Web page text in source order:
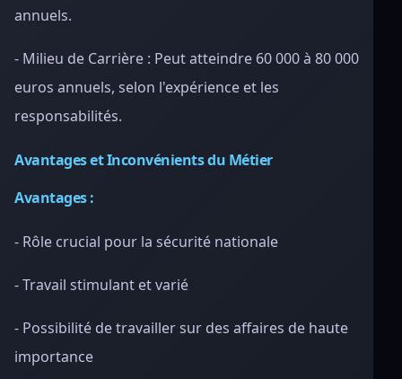
annuels.
- Milieu de Carrière : Peut atteindre 60 000 à 80 000
euros annuels, selon l'expérience et les
responsabilités.
Avantages et Inconvénients du Métier
Avantages :
- Rôle crucial pour la sécurité nationale
- Travail stimulant et varié
- Possibilité de travailler sur des affaires de haute
importance